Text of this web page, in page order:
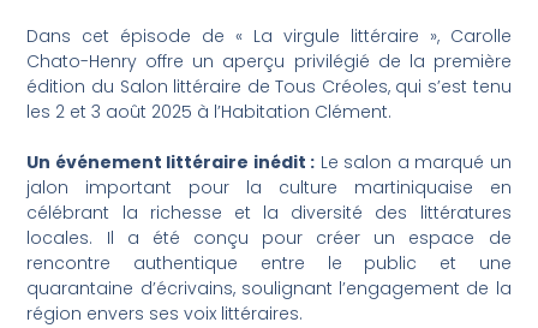
Dans cet épisode de « La virgule littéraire », Carolle
Chato-Henry offre un aperçu privilégié de la première
édition du Salon littéraire de Tous Créoles, qui s’est tenu
les 2 et 3 août 2025 à l’Habitation Clément.
Un événement littéraire inédit : Le salon a marqué un
jalon important pour la culture martiniquaise en
célébrant la richesse et la diversité des littératures
locales. Il a été conçu pour créer un espace de
rencontre authentique entre le public et une
quarantaine d’écrivains, soulignant l’engagement de la
région envers ses voix littéraires.